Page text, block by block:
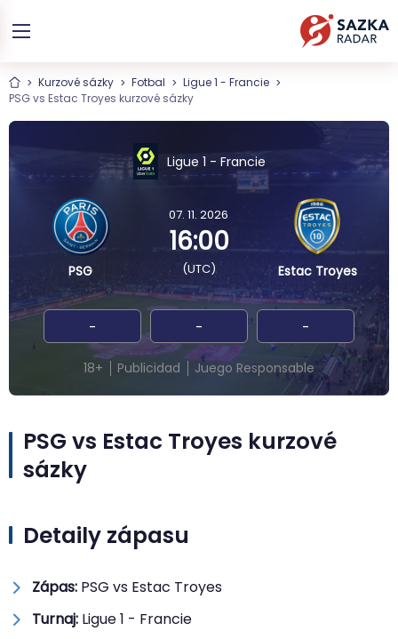
Kurzové sázky Fotbal
Ligue 1 - Francie
PSG vs Estac Troyes kurzové sázky
Ligue 1 - Francie
PSG
07. 11. 2026
16:00
(UTC) Estac Troyes
- - -
18+ Publicidad Juego Responsable
PSG vs Estac Troyes kurzové
sázky
Detaily zápasu
Zápas: PSG vs Estac Troyes
Turnaj: Ligue 1 - Francie